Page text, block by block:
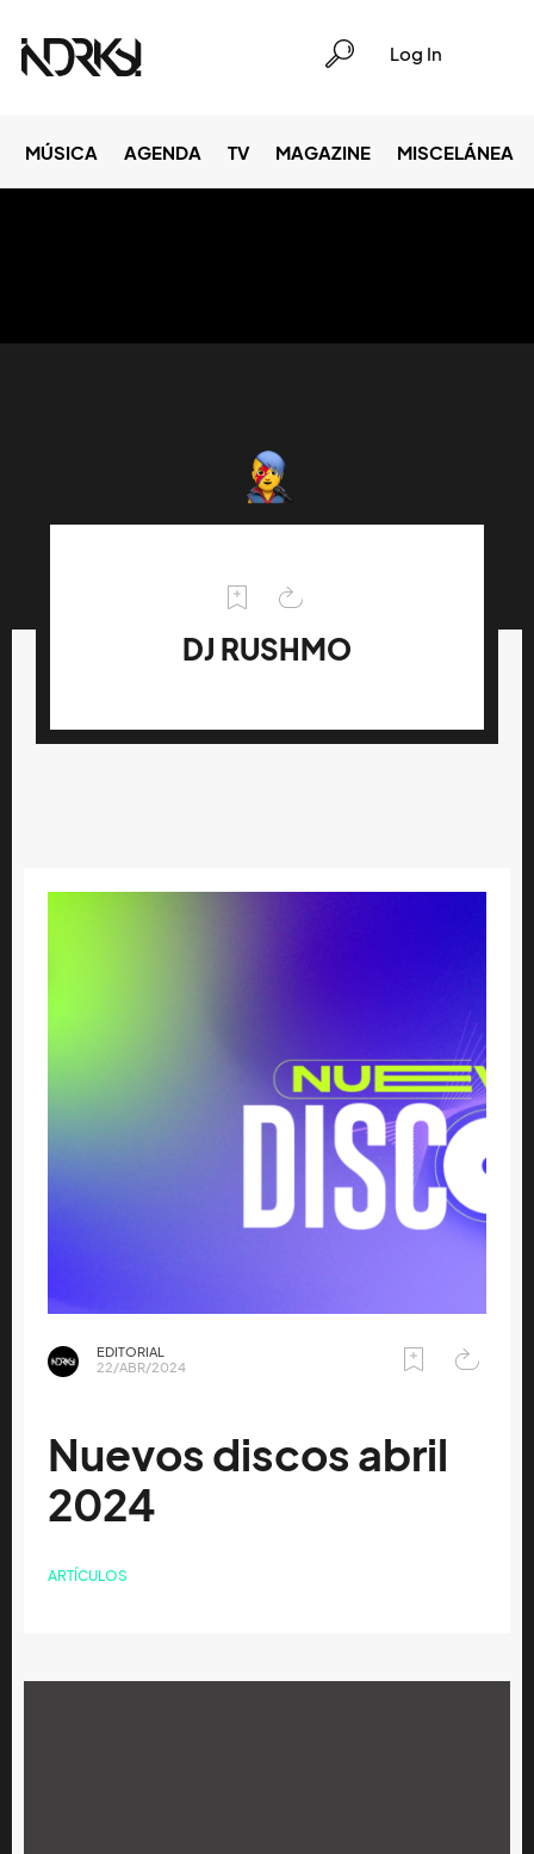
Log In
MÚSICA AGENDA TV MAGAZINE MISCELÁNEA
DJ RUSHMO
EDITORIAL
22/ABR/2024
Nuevos discos abril
2024
ARTÍCULOS